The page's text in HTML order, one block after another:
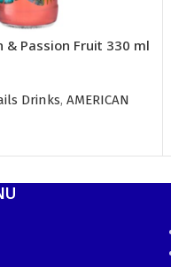
& Passion Fruit 330 ml
Drinks, AMERICAN